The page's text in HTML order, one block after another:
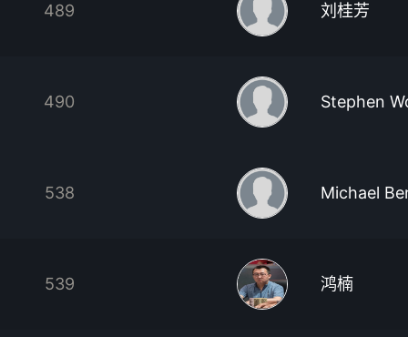
489 刘桂芳
490 Stephen
538 Michael
539 鸿楠